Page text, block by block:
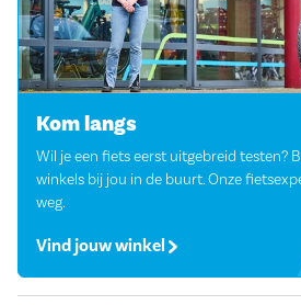
Kom langs
Wil je een fiets eerst uitgebreid testen?
winkels bij jou in de buurt. Onze
weg.
Vind jouw winkel